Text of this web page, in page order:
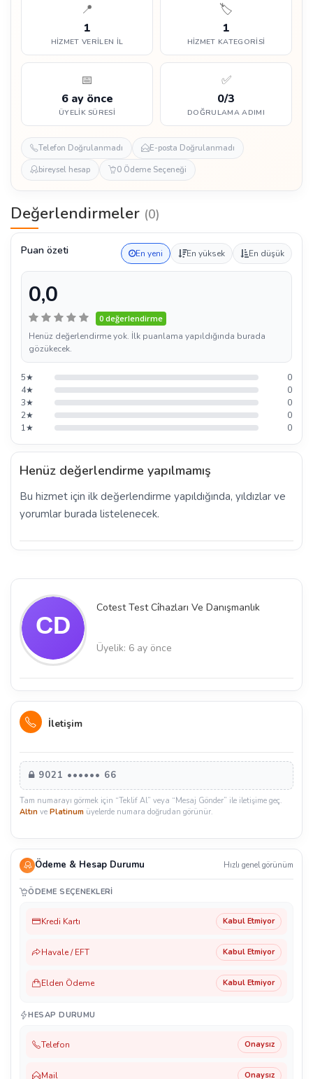
📍
1
HIZMET VERILEN İL
🏷️
1
HIZMET KATEGORISI
📅
6 ay önce
ÜYELIK SÜRESI
✅
0/3
DOĞRULAMA ADIMI
Telefon Doğrulanmadı
E-posta Doğrulanmadı
bireysel hesap
0 Ödeme Seçeneği
Değerlendirmeler (0)
Puan özeti En yeni En yüksek En düşük
0,0
0 değerlendirme
Henüz değerlendirme yok. İlk puanlama yapıldığında burada
gözükecek.
5★
0
4★
0
3★
0
2★
0
1★
0
Henüz değerlendirme yapılmamış
Bu hizmet için ilk değerlendirme yapıldığında, yıldızlar ve
yorumlar burada listelenecek.
Cotest Test Ci̇hazları Ve Danışmanlık
Üyelik: 6 ay önce
İletişim
9021 •••••• 66
Tam numarayı görmek için “Teklif Al” veya “Mesaj Gönder” ile iletişime geç.
Altın ve Platinum üyelerde numara doğrudan görünür.
Ödeme & Hesap Durumu Hızlı genel görünüm
ÖDEME SEÇENEKLERI
Kredi Kartı Kabul Etmiyor
Havale / EFT Kabul Etmiyor
Elden Ödeme Kabul Etmiyor
HESAP DURUMU
Telefon Onaysız
Mail Onaysız